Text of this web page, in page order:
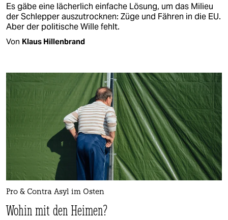
Es gäbe eine lächerlich einfache Lösung, um das Milieu
der Schlepper auszutrocknen: Züge und Fähren in die EU.
Aber der politische Wille fehlt.
Von Klaus Hillenbrand
Pro & Contra Asyl im Osten
Wohin mit den Heimen?